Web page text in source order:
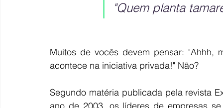
"Quem planta
Muitos de vocês devem pensar:
acontece na iniciativa privada!" Não?
Segundo matéria publicada pela revista